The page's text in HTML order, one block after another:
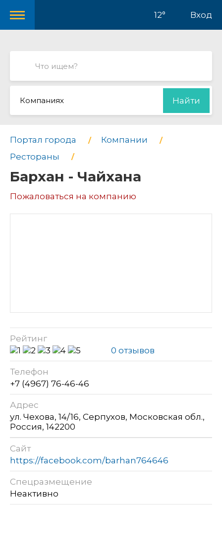
12° Вход
Компаниях Найти
Портал города
Компании
Рестораны
Бархан - Чайхана
Пожаловаться на компанию
Рейтинг
0 отзывов
Телефон
+7 (4967) 76-46-46
Адрес
ул. Чехова, 14/16, Серпухов, Московская обл.,
Россия, 142200
Сайт
https://facebook.com/barhan764646
Спецразмещение
Неактивно